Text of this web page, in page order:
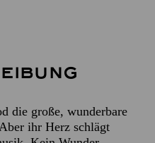
die große, wunderbare
ihr Herz schlägt